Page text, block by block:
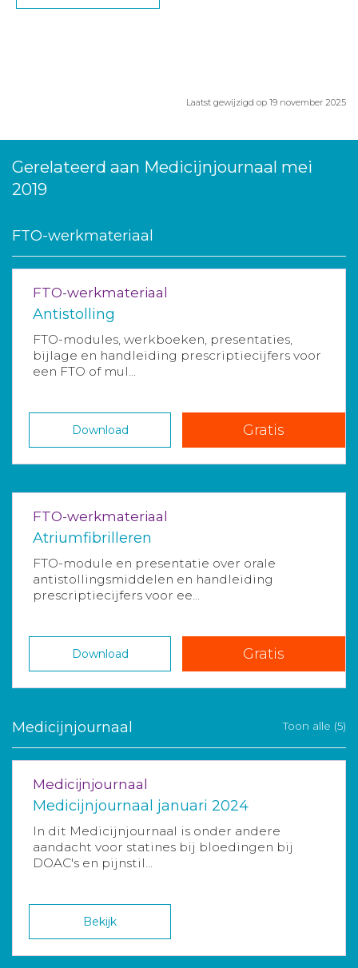
Laatst gewijzigd op 19 november 2025
Gerelateerd aan Medicijnjournaal mei
2019
FTO-werkmateriaal
FTO-werkmateriaal
Antistolling
FTO-modules, werkboeken, presentaties,
bijlage en handleiding prescriptiecijfers voor
een FTO of mul...
Download Gratis
FTO-werkmateriaal
Atriumfibrilleren
FTO-module en presentatie over orale
antistollingsmiddelen en handleiding
prescriptiecijfers voor ee...
Download Gratis
Medicijnjournaal Toon alle (5)
Medicijnjournaal
Medicijnjournaal januari 2024
In dit Medicijnjournaal is onder andere
aandacht voor statines bij bloedingen bij
DOAC's en pijnstil...
Bekijk